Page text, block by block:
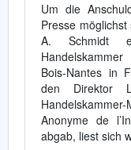
Um die
Presse
A. Schmidt
Bois-Nantes in
den Direktor
Anonyme de
abgab, liest sich